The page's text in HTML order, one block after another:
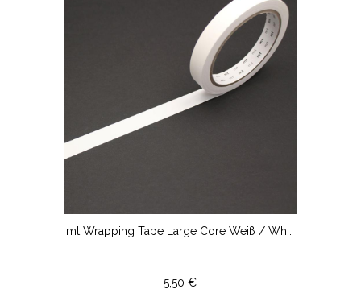
mt Wrapping Tape Large Core Weiß / Wh...
5,50 €